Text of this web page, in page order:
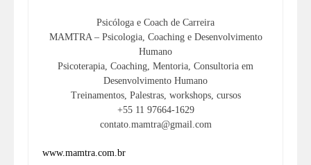
Psicóloga e Coach de Carreira
MAMTRA – Psicologia, Coaching e Desenvolvimento
Humano
Psicoterapia, Coaching, Mentoria, Consultoria em
Desenvolvimento Humano
Treinamentos, Palestras, workshops, cursos
+55 11 97664-1629
contato.mamtra@gmail.com
www.mamtra.com.br